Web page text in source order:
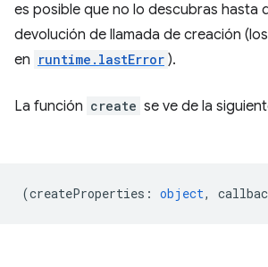
es posible que no lo descubras hasta
devolución de llamada de creación
en runtime.lastError ).
La función create se ve de la
(createProperties : object,